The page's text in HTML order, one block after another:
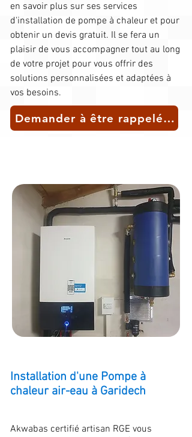
en savoir plus sur ses services
d'installation de pompe à chaleur et pour
obtenir un devis gratuit. Il se fera un
plaisir de vous accompagner tout au long
de votre projet pour vous offrir des
solutions personnalisées et adaptées à
vos besoins.
Demander à être rappelé(e) pour un conseil
Installation d'une Pompe à
chaleur air-eau à Garidech
Akwabas certifié artisan RGE vous